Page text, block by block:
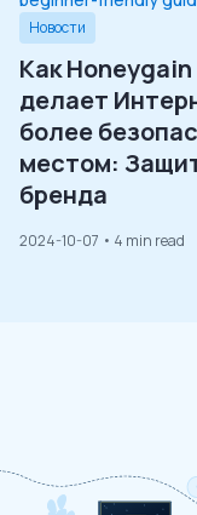
Новости
Как Honeygain
делает
более
местом:
бренда
2024-10-07 • 4 min read